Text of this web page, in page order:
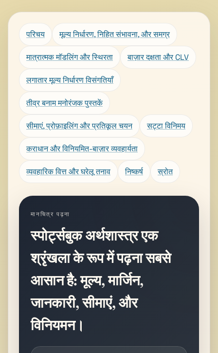
परिचय मूल्य निर्धारण, निहित संभावना, और समग्र
मात्रात्मक मॉडलिंग और स्थिरता बाज़ार दक्षता और CLV
लगातार मूल्य निर्धारण विसंगतियाँ
तीव्र बनाम मनोरंजक पुस्तकें
सीमाएं, प्रोफ़ाइलिंग और प्रतिकूल चयन सट्टा विनिमय
कराधान और विनियमित-बाज़ार व्यवहार्यता
व्यवहारिक वित्त और घरेलू तनाव निष्कर्ष स्रोत
मानचित्र पढ़ना
स्पोर्ट्सबुक अर्थशास्त्र एक
श्रृंखला के रूप में पढ़ना सबसे
आसान है: मूल्य, मार्जिन,
जानकारी, सीमाएं, और
विनियमन।